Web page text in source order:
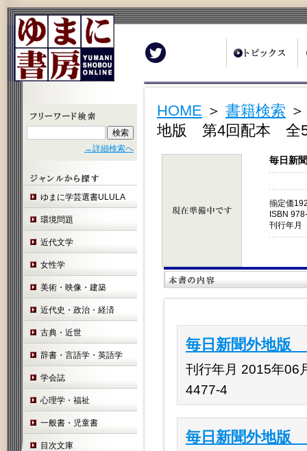
→詳細検索へ
ゆまに学芸選書ULULA
環境問題
近代文学
女性学
美術・映像・建築
近代史・政治・経済
古典・近世
辞書・言語学・英語学
学会誌
心理学・福祉
一般書・児童書
目次文庫
HOME ＞ 書籍検索
地版 第4回配本 全
毎日新
揃定価
ISBN
刊行年
毎日新聞外地
刊行年月 2015年06
4477-4
毎日新聞外地